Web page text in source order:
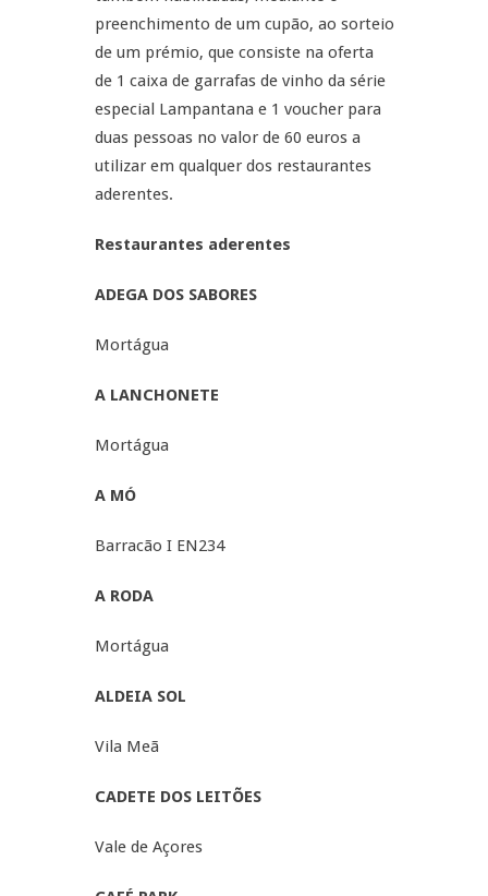
preenchimento de um cupão, ao sorteio
de um prémio, que consiste na oferta
de 1 caixa de garrafas de vinho da série
especial Lampantana e 1 voucher para
duas pessoas no valor de 60 euros a
utilizar em qualquer dos restaurantes
aderentes.
Restaurantes aderentes
ADEGA DOS SABORES
Mortágua
A LANCHONETE
Mortágua
A MÓ
Barracão I EN234
A RODA
Mortágua
ALDEIA SOL
Vila Meã
CADETE DOS LEITÕES
Vale de Açores